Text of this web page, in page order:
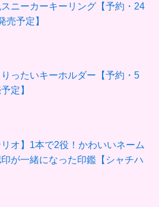
ニーカーキーリング【予約・24
売予定】
ったいキーホルダー【予約・5
定】
リオ】1本で2役！かわいいネーム
が一緒になった印鑑【シャチハ